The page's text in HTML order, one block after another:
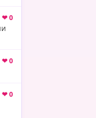
❤ 0
❤ 0
❤ 0